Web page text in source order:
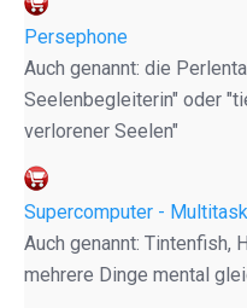
Persephone
Auch genannt: die
Seelenbegleiterin" oder
verlorener Seelen"
Supercomputer - Multitask
Auch genannt: Tintenfish,
mehrere Dinge mental